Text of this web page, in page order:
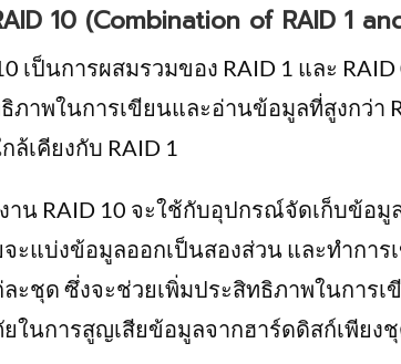
10 (Combination of RAID 1
เป็นการผสมรวมของ RAID 1 และ
ภาพในการเขียนและอ่านข้อมูลที่สูงกว่า
ล้เคียงกับ RAID 1
าน RAID 10 จะใช้กับอุปกรณ์จัดเก็บข้อ
จะแบ่งข้อมูลออกเป็นสองส่วน และทำกา
ะชุด ซึ่งจะช่วยเพิ่มประสิทธิภาพในการ
ในการสูญเสียข้อมูลจากฮาร์ดดิสก์เพียงชุ